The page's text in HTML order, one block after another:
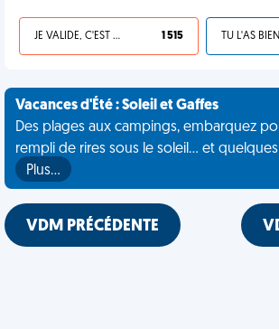
JE VALIDE, C'EST UNE VDM 1 515
Vacances d'Été : Soleil et Gaffes
Des plages aux campings, embarquez
rempli de rires sous le soleil... et
Plus…
VDM PRÉCÉDENTE